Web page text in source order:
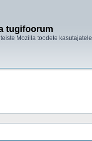
tugifoorum
Mozilla toodete kasutajatele